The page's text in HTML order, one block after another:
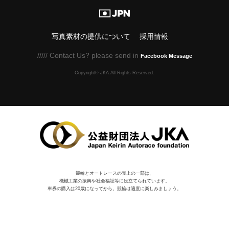
写真素材の提供について 採用情報
///// Contact Us? please send in Facebook Message
Copyright© JKA.All Rights Reserved.
競輪とオートレースの売上の一部は、
機械⼯業の振興や社会福祉等に役⽴てられています。
車券の購入は20歳になってから。競輪は適度に楽しみましょう。